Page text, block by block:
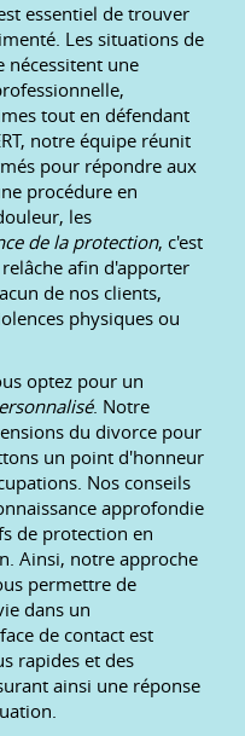
essentiel de trouver
Les situations de
nécessitent une
tout en défendant
notre équipe réunit
pour répondre aux
procédure en
les
de la protection, c'est
afin d'apporter
de nos clients,
physiques ou
optez pour un
. Notre
du divorce pour
un point d'honneur
Nos conseils
approfondie
de protection en
Ainsi, notre approche
permettre de
dans un
de contact est
rapides et des
ainsi une réponse